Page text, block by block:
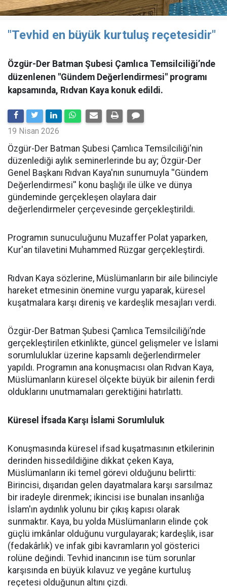
"Tevhid en büyük kurtuluş reçetesidir"
Özgür-Der Batman Şubesi Çamlıca Temsilciliği’nde
düzenlenen "Gündem Değerlendirmesi" programı
kapsamında, Rıdvan Kaya konuk edildi.
19 Nisan 2026
​Özgür-Der Batman Şubesi Çamlıca Temsilciliği'nin
düzenlediği aylık seminerlerinde bu ay; Özgür-Der
Genel Başkanı Rıdvan Kaya'nın sunumuyla ''Gündem
Değerlendirmesi'' konu başlığı ile ülke ve dünya
gündeminde gerçekleşen olaylara dair
değerlendirmeler çerçevesinde gerçekleştirildi.
Programın sunuculuğunu Muzaffer Polat yaparken,
Kur'an tilavetini Muhammed Rüzgar gerçekleştirdi.
Rıdvan Kaya sözlerine, Müslümanların bir aile bilinciyle
hareket etmesinin önemine vurgu yaparak, küresel
kuşatmalara karşı direniş ve kardeşlik mesajları verdi.
Özgür-Der Batman Şubesi Çamlıca Temsilciliği’nde
gerçekleştirilen etkinlikte, güncel gelişmeler ve İslami
sorumluluklar üzerine kapsamlı değerlendirmeler
yapıldı. Programın ana konuşmacısı olan Rıdvan Kaya,
Müslümanların küresel ölçekte büyük bir ailenin ferdi
olduklarını unutmamaları gerektiğini hatırlattı.
Küresel İfsada Karşı İslami Sorumluluk
Konuşmasında küresel ifsad kuşatmasının etkilerinin
derinden hissedildiğine dikkat çeken Kaya,
Müslümanların iki temel görevi olduğunu belirtti:
Birincisi, dışarıdan gelen dayatmalara karşı sarsılmaz
bir iradeyle direnmek; ikincisi ise bunalan insanlığa
İslam'ın aydınlık yolunu bir çıkış kapısı olarak
sunmaktır. Kaya, bu yolda Müslümanların elinde çok
güçlü imkânlar olduğunu vurgulayarak; kardeşlik, isar
(fedakârlık) ve infak gibi kavramların yol gösterici
rolüne değindi. Tevhid inancının ise tüm sorunlar
karşısında en büyük kılavuz ve yegâne kurtuluş
reçetesi olduğunun altını çizdi.